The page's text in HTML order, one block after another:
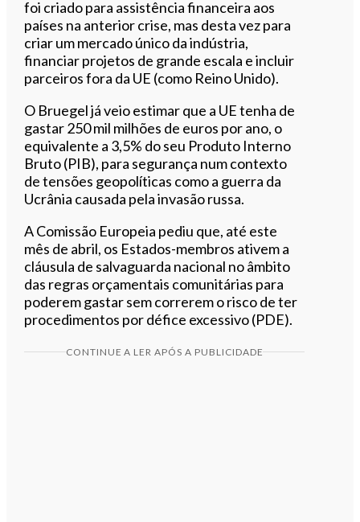
foi criado para assistência financeira aos
países na anterior crise, mas desta vez para
criar um mercado único da indústria,
financiar projetos de grande escala e incluir
parceiros fora da UE (como Reino Unido).
O Bruegel já veio estimar que a UE tenha de
gastar 250 mil milhões de euros por ano, o
equivalente a 3,5% do seu Produto Interno
Bruto (PIB), para segurança num contexto
de tensões geopolíticas como a guerra da
Ucrânia causada pela invasão russa.
A Comissão Europeia pediu que, até este
mês de abril, os Estados-membros ativem a
cláusula de salvaguarda nacional no âmbito
das regras orçamentais comunitárias para
poderem gastar sem correrem o risco de ter
procedimentos por défice excessivo (PDE).
CONTINUE A LER APÓS A PUBLICIDADE